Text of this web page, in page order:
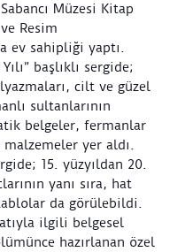
Müzesi Kitap
Resim
ev sahipliği yaptı.
başlıklı sergide;
cilt ve güzel
sultanlarının
belgeler, fermanlar
malzemeler yer aldı.
15. yüzyıldan 20.
yanı sıra, hat
da görülebildi.
ilgili belgesel
hazırlanan özel